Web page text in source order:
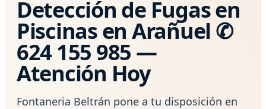
Detección de Fugas en
Piscinas en Arañuel ✆
624 155 985 —
Atención Hoy
Fontaneria Beltrán pone a tu disposición en